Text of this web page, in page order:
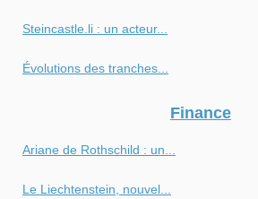
Steincastle.li : un acteur...
Évolutions des tranches...
Finance
Ariane de Rothschild : un...
Le Liechtenstein, nouvel...